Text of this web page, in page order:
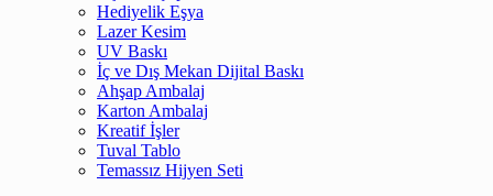
Hediyelik Eşya
Lazer Kesim
UV Baskı
İç ve Dış Mekan Dijital Baskı
Ahşap Ambalaj
Karton Ambalaj
Kreatif İşler
Tuval Tablo
Temassız Hijyen Seti